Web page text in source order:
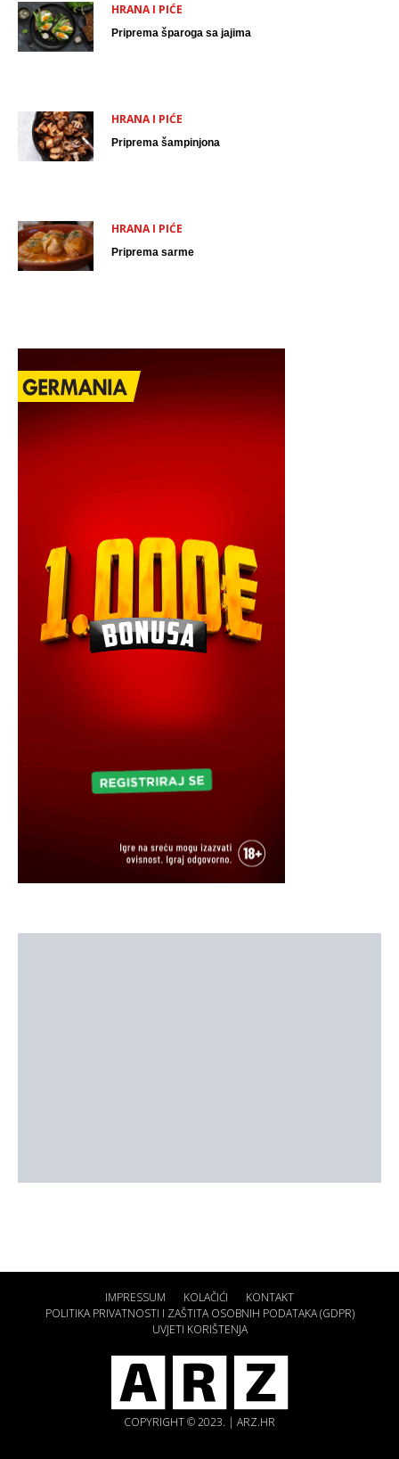
HRANA I PIĆE
Priprema šparoga sa jajima
HRANA I PIĆE
Priprema šampinjona
HRANA I PIĆE
Priprema sarme
IMPRESSUM KOLAČIĆI
KONTAKT
POLITIKA PRIVATNOSTI I ZAŠTITA OSOBNIH PODATAKA (GDPR)
UVJETI KORIŠTENJA
COPYRIGHT © 2023. | ARZ.HR